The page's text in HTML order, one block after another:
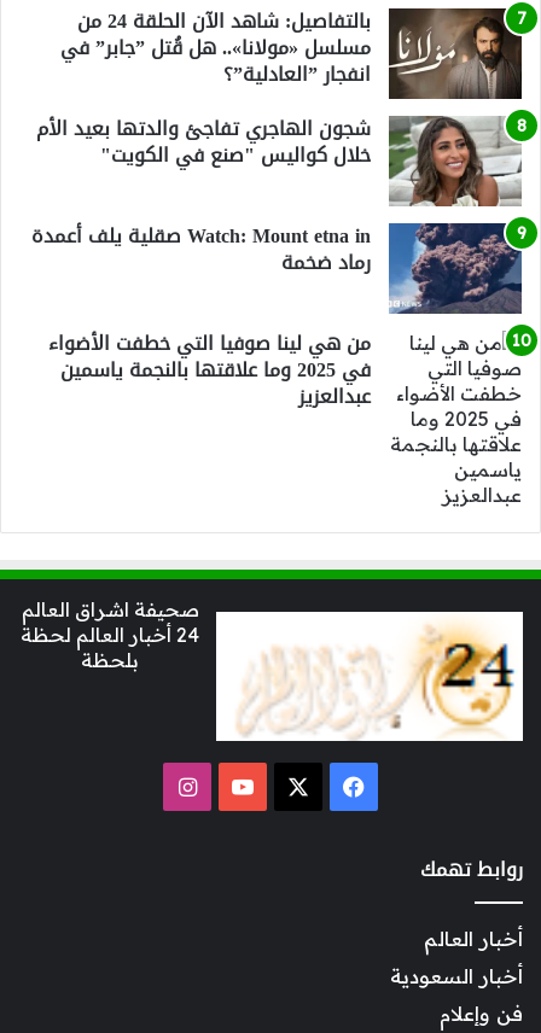
بالتفاصيل: شاهد الآن الحلقة 24 من
مسلسل «مولانا».. هل قُتل ”جابر” في
انفجار ”العادلية”؟
شجون الهاجري تفاجئ والدتها بعيد الأم
خلال كواليس "صنع في الكويت"
Watch: Mount etna in صقلية يلف أعمدة
رماد ضخمة
من هي لينا صوفيا التي خطفت الأضواء
في 2025 وما علاقتها بالنجمة ياسمين
عبدالعزيز
صحيفة اشراق العالم
24 أخبار العالم لحظة
بلحظة
فيسبوك ‫YouTubeانستقرام
روابط تهمك
أخبار العالم
أخبار السعودية
فن وإعلام